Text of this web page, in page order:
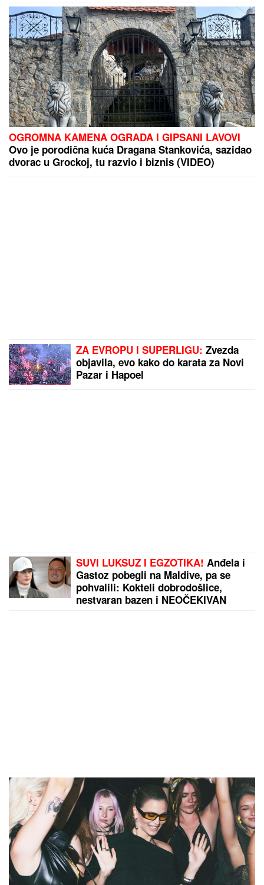
OGROMNA KAMENA OGRADA I GIPSANI LAVOVI
Ovo je porodična kuća Dragana Stankovića, sazidao
dvorac u Grockoj, tu razvio i biznis (VIDEO)
ZA EVROPU I SUPERLIGU: Zvezda
objavila, evo kako do karata za Novi
Pazar i Hapoel
SUVI LUKSUZ I EGZOTIKA! Anđela i
Gastoz pobegli na Maldive, pa se
pohvalili: Kokteli dobrodošlice,
nestvaran bazen i NEOČEKIVAN